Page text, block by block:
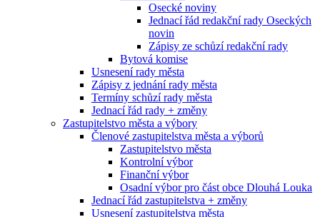
Osecké noviny
Jednací řád redakční rady Oseckých
novin
Zápisy ze schůzí redakční rady
Bytová komise
Usnesení rady města
Zápisy z jednání rady města
Termíny schůzí rady města
Jednací řád rady + změny
Zastupitelstvo města a výbory
Členové zastupitelstva města a výborů
Zastupitelstvo města
Kontrolní výbor
Finanční výbor
Osadní výbor pro část obce Dlouhá Louka
Jednací řád zastupitelstva + změny
Usnesení zastupitelstva města